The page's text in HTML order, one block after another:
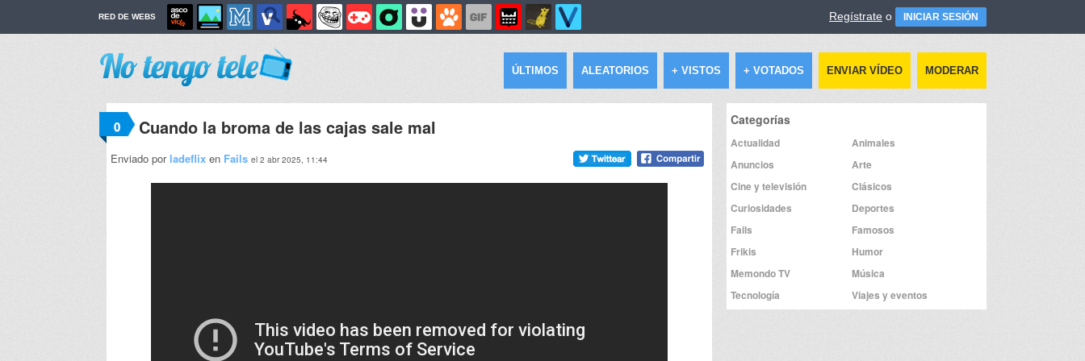
RED DE WEBS Regístrate o INICIAR SESIÓN
ÚLTIMOS ALEATORIOS + VISTOS + VOTADOS ENVIAR VÍDEO MODERAR
0 Cuando la broma de las cajas sale mal
Enviado por ladeflix en Fails el 2 abr 2025, 11:44
Categorías
Actualidad
Animales
Anuncios
Arte
Cine y televisión
Clásicos
Curiosidades
Deportes
Fails
Famosos
Frikis
Humor
Memondo TV
Música
Tecnología
Viajes y eventos